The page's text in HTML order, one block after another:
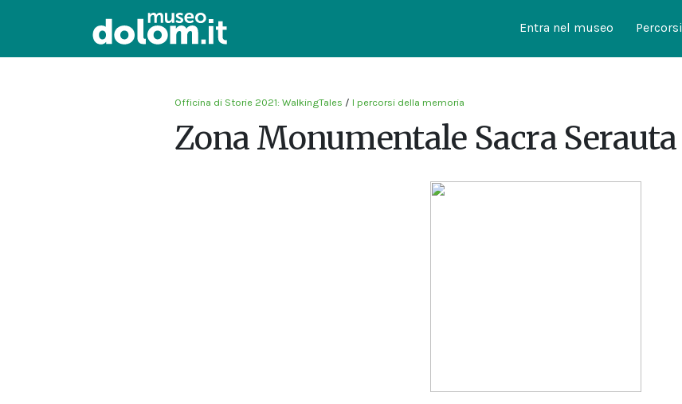
Entra nel museo Percorsi
Officina di Storie 2021: WalkingTales / I percorsi della memoria
Zona Monumentale Sacra Serauta